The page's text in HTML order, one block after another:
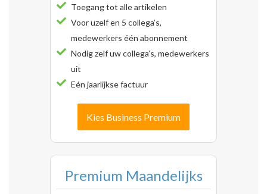
Toegang tot alle artikelen
Voor uzelf en 5 collega’s,
medewerkers één abonnement
Nodig zelf uw collega’s, medewerkers
uit
Eén jaarlijkse factuur
Kies Business Premium
Premium Maandelijks